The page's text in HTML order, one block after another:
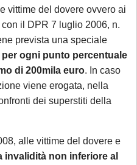
vittime del dovere ovvero ai
il DPR 7 luglio 2006, n.
prevista una speciale
per ogni punto percentuale
di 200mila euro. In caso
viene erogata, nella
dei superstiti della
alle vittime del dovere e
invalidità non inferiore al